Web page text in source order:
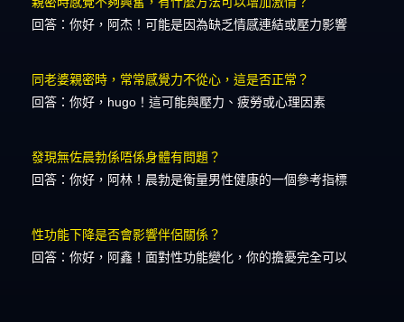
回答：你好，阿杰！可能是因為缺乏情感連結或壓力影響
同老婆親密時，常常感覺力不從心，這是否正常？
回答：你好，hugo！這可能與壓力、疲勞或心理因素
發現無佐晨勃係唔係身體有問題？
回答：你好，阿林！晨勃是衡量男性健康的一個參考指標
性功能下降是否會影響伴侶關係？
回答：你好，阿鑫！面對性功能變化，你的擔憂完全可以